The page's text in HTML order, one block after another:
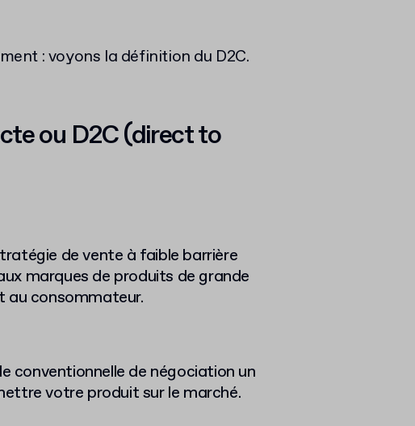
: voyons la définition du D2C.
ou D2C (direct to
de vente à faible barrière
marques de produits de grande
au consommateur.
conventionnelle de négociation un
votre produit sur le marché.